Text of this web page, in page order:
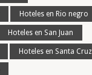
Hoteles en Rio negro
Hoteles en San Juan
Hoteles en Santa Cruz